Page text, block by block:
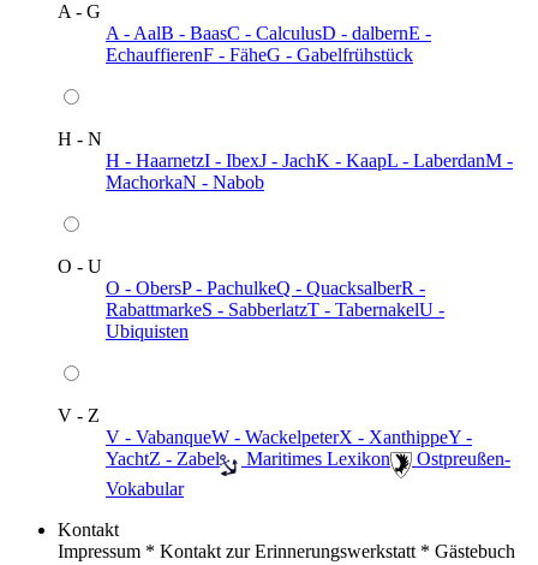
A - G
A - AalB - BaasC - CalculusD - dalbernE -
EchauffierenF - FäheG - Gabelfrühstück
H - N
H - HaarnetzI - IbexJ - JachK - KaapL - LaberdanM -
MachorkaN - Nabob
O - U
O - ObersP - PachulkeQ - QuacksalberR -
RabattmarkeS - SabberlatzT - TabernakelU -
Ubiquisten
V - Z
V - VabanqueW - WackelpeterX - XanthippeY -
YachtZ - Zabel ️ Maritimes Lexikon
️ Ostpreußen-
Vokabular
Kontakt
Impressum * Kontakt zur Erinnerungswerkstatt * Gästebuch